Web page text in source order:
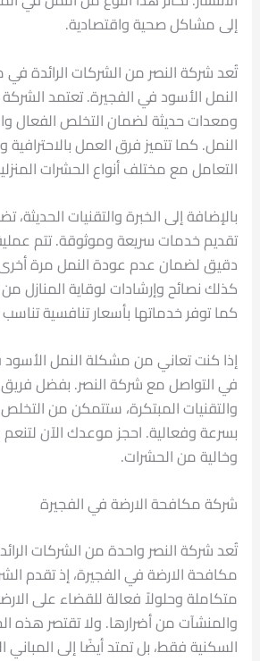
إلى مشاكل صحية واقتصادية.
تُعد شركة النصر من الشركات الرائدة
النمل الأسود في الفجيرة. تعتمد
ومعدات حديثة لضمان التخلص الفعال
النمل. كما تتميز فرق العمل
التعامل مع مختلف أنواع الحشرات
بالإضافة إلى الخبرة والتقنيات
تقديم خدمات سريعة وموثوقة. تتم
دقيق لضمان عدم عودة النمل مرة
كذلك نصائح وإرشادات لوقاية المنازل
كما توفر خدماتها بأسعار تنافسية
إذا كنت تعاني من مشكلة النمل الأسود
في التواصل مع شركة النصر. بفضل
والتقنيات المبتكرة، ستتمكن من
بسرعة وفعالية. احجز موعدك الآن لتنعم
وخالية من الحشرات.
شركة مكافحة الارضة في الفجيرة
تُعد شركة النصر واحدة من الشركات
مكافحة الارضة في الفجيرة، إذ تقدم
متكاملة وحلولاً فعالة للقضاء على
والمنشآت من أضرارها. ولا تقتصر هذه
السكنية فقط، بل تمتد أيضًا إلى المباني